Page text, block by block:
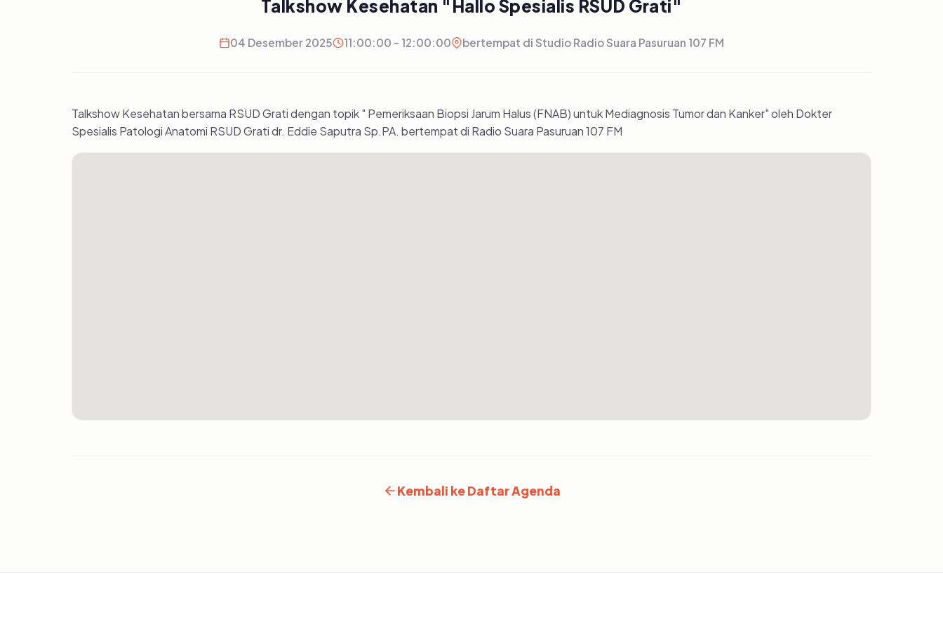
Talkshow Kesehatan "Hallo Spesialis RSUD Grati"
04 Desember 2025 11:00:00 - 12:00:00 bertempat di Studio Radio Suara Pasuruan 107 FM
Talkshow Kesehatan bersama RSUD Grati dengan topik " Pemeriksaan Biopsi Jarum Halus (FNAB) untuk Mediagnosis Tumor dan Kanker" oleh Dokter
Spesialis Patologi Anatomi RSUD Grati dr. Eddie Saputra Sp.PA. bertempat di Radio Suara Pasuruan 107 FM
Kembali ke Daftar Agenda